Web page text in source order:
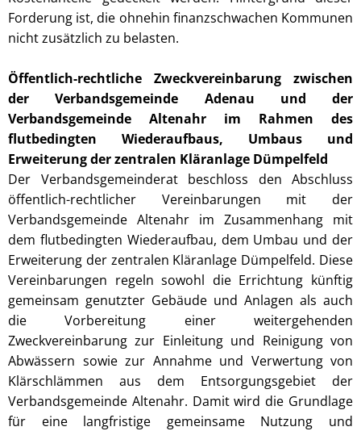
Forderung ist, die ohnehin finanzschwachen Kommunen
nicht zusätzlich zu belasten.
Öffentlich-rechtliche Zweckvereinbarung zwischen
der Verbandsgemeinde Adenau und der
Verbandsgemeinde Altenahr im Rahmen des
flutbedingten Wiederaufbaus, Umbaus und
Erweiterung der zentralen Kläranlage Dümpelfeld
Der Verbandsgemeinderat beschloss den Abschluss
öffentlich-rechtlicher Vereinbarungen mit der
Verbandsgemeinde Altenahr im Zusammenhang mit
dem flutbedingten Wiederaufbau, dem Umbau und der
Erweiterung der zentralen Kläranlage Dümpelfeld. Diese
Vereinbarungen regeln sowohl die Errichtung künftig
gemeinsam genutzter Gebäude und Anlagen als auch
die Vorbereitung einer weitergehenden
Zweckvereinbarung zur Einleitung und Reinigung von
Abwässern sowie zur Annahme und Verwertung von
Klärschlämmen aus dem Entsorgungsgebiet der
Verbandsgemeinde Altenahr. Damit wird die Grundlage
für eine langfristige gemeinsame Nutzung und